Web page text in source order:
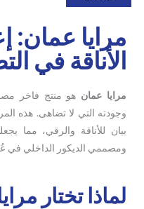
مرايا عمان:
الأناقة في
مرايا عمان هو منتج فاخر
وجودته التي لا تضاهى. هذه
بيان للأناقة والرقي، مما
ومصممي الديكور الداخلي في
لماذا تختار